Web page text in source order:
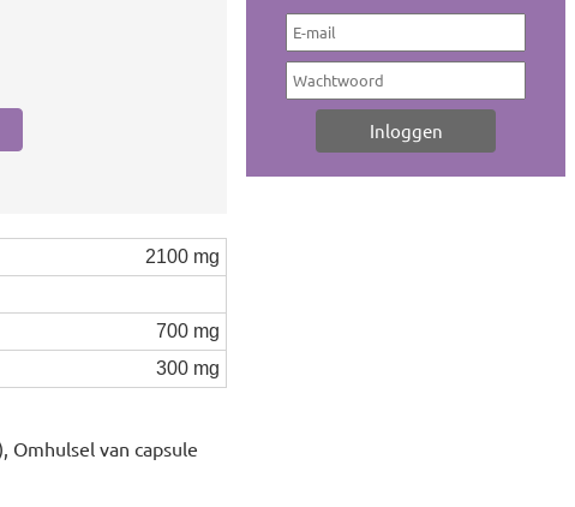
2100 mg
700 mg
300 mg
Omhulsel van capsule